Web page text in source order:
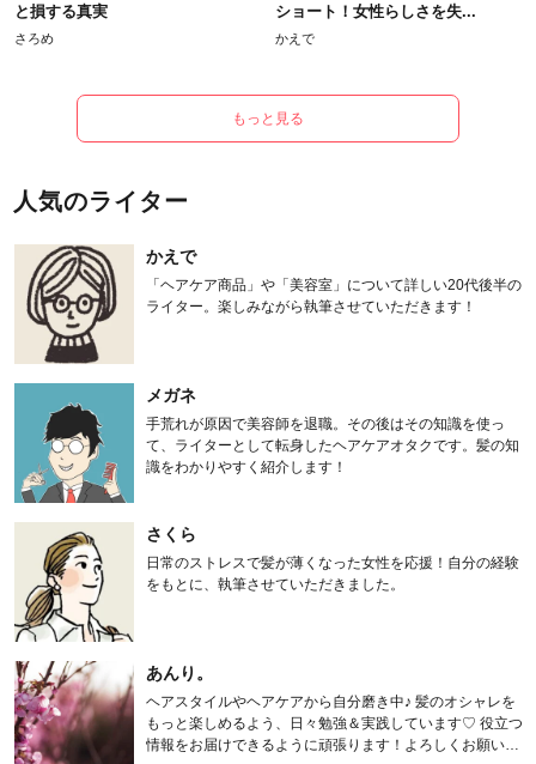
と損する真実
さろめ
ショート！女性らしさを失...
かえで
もっと見る
人気のライター
かえで
「ヘアケア商品」や「美容室」について詳しい20代後半の
ライター。楽しみながら執筆させていただきます！
メガネ
手荒れが原因で美容師を退職。その後はその知識を使っ
て、ライターとして転身したヘアケアオタクです。髪の知
識をわかりやすく紹介します！
さくら
日常のストレスで髪が薄くなった女性を応援！自分の経験
をもとに、執筆させていただきました。
あんり。
ヘアスタイルやヘアケアから自分磨き中♪ 髪のオシャレを
もっと楽しめるよう、日々勉強＆実践しています♡ 役立つ
情報をお届けできるように頑張ります！よろしくお願いし